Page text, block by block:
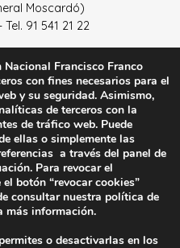
Moscardó)
91 541 21 22
de datos–Sus datos
–Condiciones Generales
YouTube
Francisco Franco
con fines necesarios para el
y su seguridad. Asimismo,
de terceros con la
de tráfico web. Puede
ellas o simplemente las
a través del panel de
Para revocar el
botón “revocar cookies”
consultar nuestra política de
más información.
o desactivarlas en los